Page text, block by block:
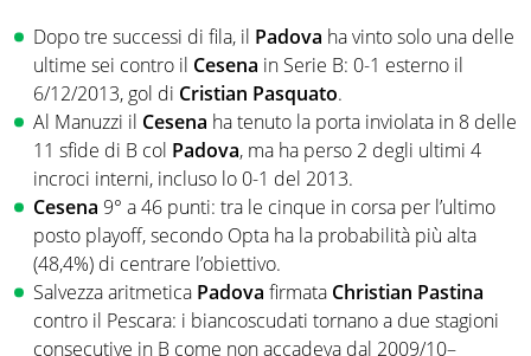
Dopo tre successi di fila, il Padova ha vinto solo una delle
ultime sei contro il Cesena in Serie B: 0-1 esterno il
6/12/2013, gol di Cristian Pasquato.
Al Manuzzi il Cesena ha tenuto la porta inviolata in 8 delle
11 sfide di B col Padova, ma ha perso 2 degli ultimi 4
incroci interni, incluso lo 0-1 del 2013.
Cesena 9° a 46 punti: tra le cinque in corsa per l’ultimo
posto playoff, secondo Opta ha la probabilità più alta
(48,4%) di centrare l’obiettivo.
Salvezza aritmetica Padova firmata Christian Pastina
contro il Pescara: i biancoscudati tornano a due stagioni
consecutive in B come non accadeva dal 2009/10–